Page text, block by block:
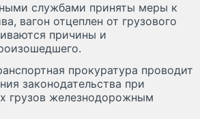
службами приняты меры к
вагон отцеплен от грузового
причины и
прокуратура проводит
законодательства при
грузов железнодорожным